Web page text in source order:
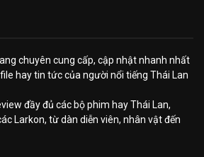
chuyên cung cấp, cập nhật nhanh nhất
hay tin tức của người nổi tiếng Thái Lan
đầy đủ các bộ phim hay Thái Lan,
Larkon, từ dàn diễn viên, nhân vật đến